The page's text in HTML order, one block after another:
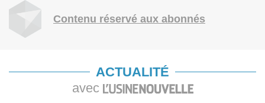
Contenu réservé aux abonnés
ACTUALITÉ
avec